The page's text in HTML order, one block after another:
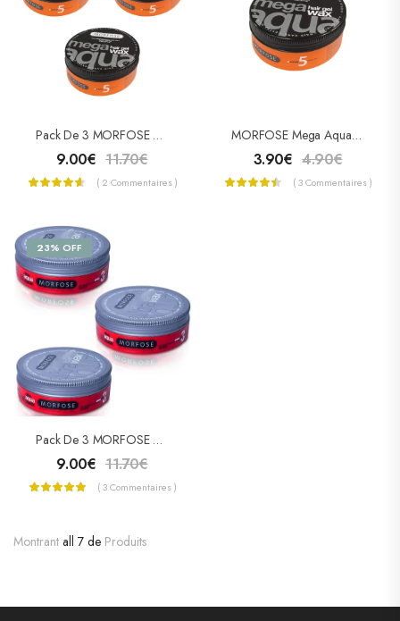
Pack De 3 MORFOSE Mega Aqua Hair Wax – Cire Coiffante Mega “5”
9.00€ 11.70€
( 2 Commentaires )
MORFOSE Mega Aqua Hair Wax – Cire Coiffante Mega “5”
3.90€ 4.90€
( 3 Commentaires )
23% OFF
Pack De 3 MORFOSE Ultra Aqua Hair Wax – Cire Coiffante Ultra “3”
9.00€ 11.70€
( 3 Commentaires )
Montrant all 7 de Produits